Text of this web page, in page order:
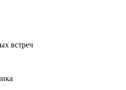
встреч